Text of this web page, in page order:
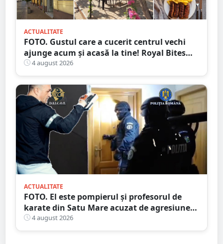
ACTUALITATE
FOTO. Gustul care a cucerit centrul vechi
ajunge acum și acasă la tine! Royal Bites
(fosta Zahana) livrează la domiciliu
4 august 2026
ACTUALITATE
FOTO. El este pompierul și profesorul de
karate din Satu Mare acuzat de agresiune
intimă asupra unui minor
4 august 2026